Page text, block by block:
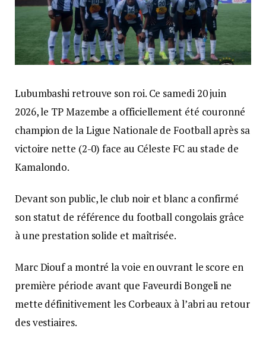
Lubumbashi retrouve son roi. Ce samedi 20 juin
2026, le TP Mazembe a officiellement été couronné
champion de la Ligue Nationale de Football après sa
victoire nette (2-0) face au Céleste FC au stade de
Kamalondo.
Devant son public, le club noir et blanc a confirmé
son statut de référence du football congolais grâce
à une prestation solide et maîtrisée.
Marc Diouf a montré la voie en ouvrant le score en
première période avant que Faveurdi Bongeli ne
mette définitivement les Corbeaux à l’abri au retour
des vestiaires.